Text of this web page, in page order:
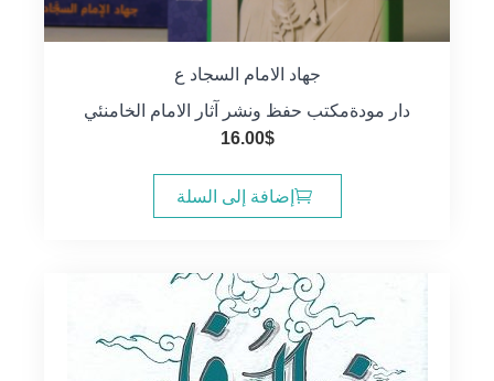
جهاد الامام السجاد ع
دار مودةمكتب حفظ ونشر آثار الامام الخامنئي
16.00$
إضافة إلى السلة